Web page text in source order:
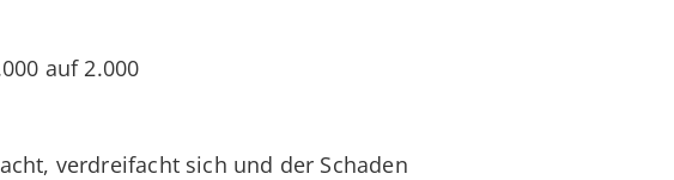
auf 2.000
verdreifacht sich und der Schaden